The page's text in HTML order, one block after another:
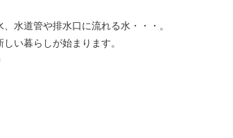
水道管や排水口に流れる水・・・。
い暮らしが始まります。